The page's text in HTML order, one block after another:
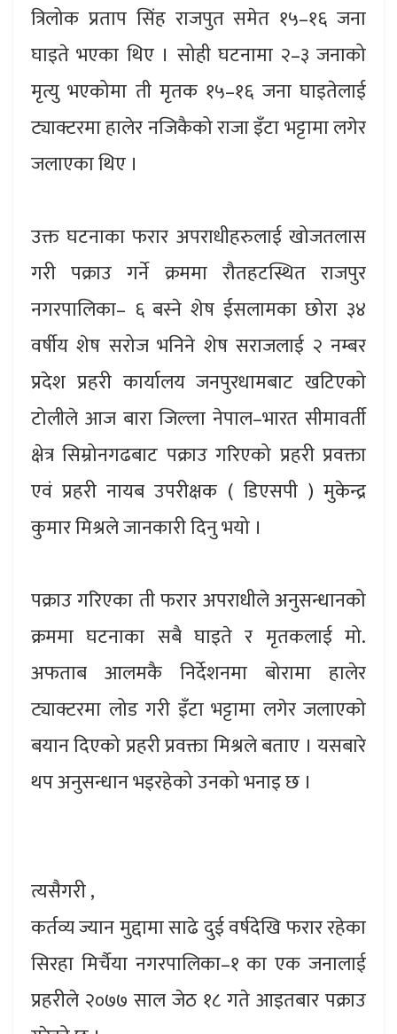
त्रिलोक प्रताप सिंह राजपुत समेत १५–१६ जना
घाइते भएका थिए । सोही घटनामा २–३ जनाको
मृत्यु भएकोमा ती मृतक १५–१६ जना घाइतेलाई
ट्याक्टरमा हालेर नजिकैको राजा इँटा भट्टामा लगेर
जलाएका थिए ।
उक्त घटनाका फरार अपराधीहरुलाई खोजतलास
गरी पक्राउ गर्ने क्रममा रौतहटस्थित राजपुर
नगरपालिका– ६ बस्ने शेष ईसलामका छोरा ३४
वर्षीय शेष सरोज भनिने शेष सराजलाई २ नम्बर
प्रदेश प्रहरी कार्यालय जनपुरधामबाट खटिएको
टोलीले आज बारा जिल्ला नेपाल–भारत सीमावर्ती
क्षेत्र सिम्रोनगढबाट पक्राउ गरिएको प्रहरी प्रवक्ता
एवं प्रहरी नायब उपरीक्षक ( डिएसपी ) मुकेन्द्र
कुमार मिश्रले जानकारी दिनु भयो ।
पक्राउ गरिएका ती फरार अपराधीले अनुसन्धानको
क्रममा घटनाका सबै घाइते र मृतकलाई मो.
अफताब आलमकै निर्देशनमा बोरामा हालेर
ट्याक्टरमा लोड गरी इँटा भट्टामा लगेर जलाएको
बयान दिएको प्रहरी प्रवक्ता मिश्रले बताए । यसबारे
थप अनुसन्धान भइरहेको उनको भनाइ छ ।
त्यसैगरी ,
कर्तव्य ज्यान मुद्दामा साढे दुई वर्षदेखि फरार रहेका
सिरहा मिर्चैया नगरपालिका–१ का एक जनालाई
प्रहरीले २०७७ साल जेठ १८ गते आइतबार पक्राउ